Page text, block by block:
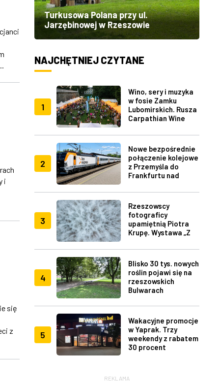
i
się
z
Turkusowa Polana przy ul.
Jarzębinowej w Rzeszowie
NAJCHĘTNIEJ CZYTANE
1
Wino, sery i muzyka
w fosie Zamku
Lubomirskich. Rusza
Carpathian Wine
2
Nowe bezpośrednie
połączenie kolejowe
z Przemyśla do
Frankfurtu nad
3
Rzeszowscy
fotograficy
upamiętnią Piotra
Krupę. Wystawa „Z
4
Blisko 30 tys. nowych
roślin pojawi się na
rzeszowskich
Bulwarach
5
Wakacyjne promocje
w Yaprak. Trzy
weekendy z rabatem
30 procent
REKLAMA